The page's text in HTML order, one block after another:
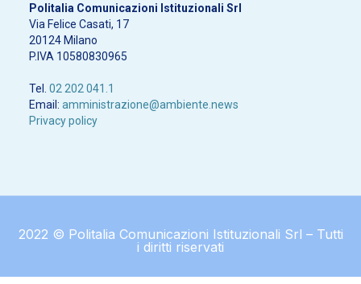
Politalia Comunicazioni Istituzionali Srl
Via Felice Casati, 17
20124 Milano
P.IVA 10580830965
Tel. 02 202 041.1
Email: amministrazione@ambiente.news
Privacy policy
2022 © Politalia Comunicazioni Istituzionali Srl – Tutti
i diritti riservati